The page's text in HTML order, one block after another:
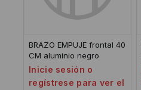
BRAZO EMPUJE frontal 40
CM aluminio negro
Inicie sesión o
regístrese para ver el